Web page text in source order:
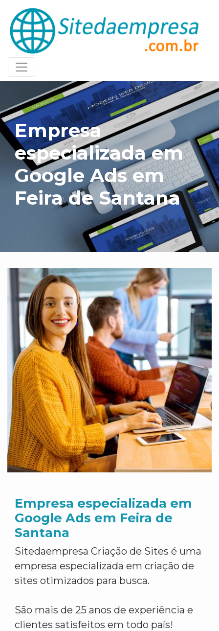
Empresa
especializada em
Google Ads em
Feira de Santana
Empresa especializada em
Google Ads em Feira de
Santana
Sitedaempresa Criação de Sites é uma
empresa especializada em criação de
sites otimizados para busca.
São mais de 25 anos de experiência e
clientes satisfeitos em todo país!